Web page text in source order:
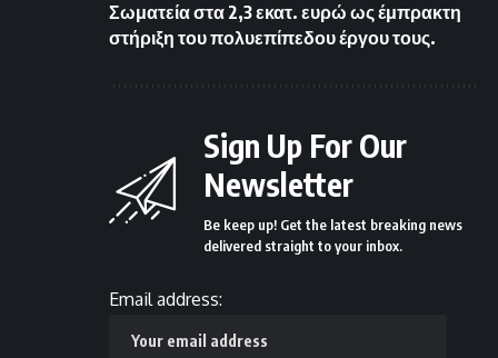
Σωματεία στα 2,3 εκατ. ευρώ ως έμπρακτη
στήριξη του πολυεπίπεδου έργου τους.
Sign Up For Our
Newsletter
Be keep up! Get the latest breaking news
delivered straight to your inbox.
Email address: